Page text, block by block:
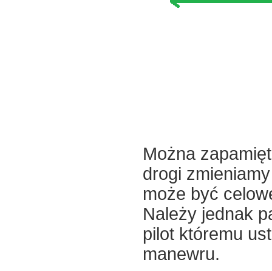
Można
drogi
może być
Należy jednak
pilot któremu
manewru.